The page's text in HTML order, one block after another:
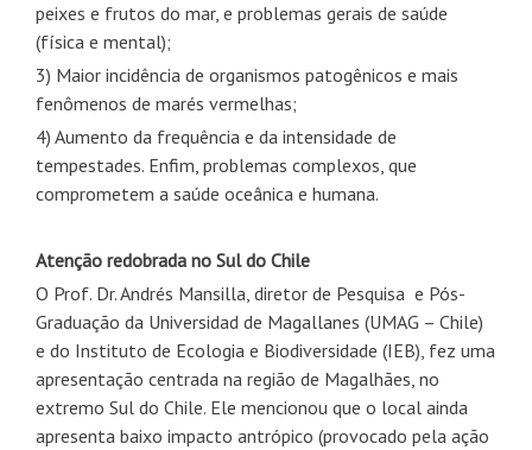
peixes e frutos do mar, e problemas gerais de saúde
(física e mental);
3) Maior incidência de organismos patogênicos e mais
fenômenos de marés vermelhas;
4) Aumento da frequência e da intensidade de
tempestades. Enfim, problemas complexos, que
comprometem a saúde oceânica e humana.
Atenção redobrada no Sul do Chile
O Prof. Dr. Andrés Mansilla, diretor de Pesquisa e Pós-
Graduação da Universidad de Magallanes (UMAG – Chile)
e do Instituto de Ecologia e Biodiversidade (IEB), fez uma
apresentação centrada na região de Magalhães, no
extremo Sul do Chile. Ele mencionou que o local ainda
apresenta baixo impacto antrópico (provocado pela ação